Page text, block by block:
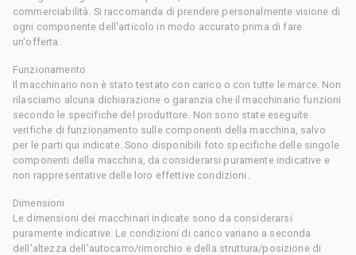
commerciabilità. Si raccomanda di prendere personalmente visione di
ogni componente dell'articolo in modo accurato prima di fare
un'offerta.
Funzionamento
Il macchinario non è stato testato con carico o con tutte le marce. Non
rilasciamo alcuna dichiarazione o garanzia che il macchinario funzioni
secondo le specifiche del produttore. Non sono state eseguite
verifiche di funzionamento sulle componenti della macchina, salvo
per le parti qui indicate. Sono disponibili foto specifiche delle singole
componenti della macchina, da considerarsi puramente indicative e
non rappresentative delle loro effettive condizioni.
Dimensioni
Le dimensioni dei macchinari indicate sono da considerarsi
puramente indicative. Le condizioni di carico variano a seconda
dell'altezza dell'autocarro/rimorchio e della struttura/posizione di